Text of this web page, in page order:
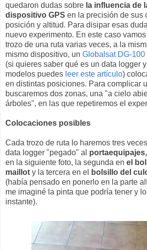
quedaron dudas sobre la influencia de
dispositivo GPS en la precisión de sus
posición y altitud. Para disipar esas
nuevo experimento. En este caso
trozo de una ruta varias veces, a la
mismo dispositivo, un Globalsat DG-
(si quieres saber qué es un data logger
modelos puedes leer este artículo)
en distintas posiciones. Para complicar
buscaremos dos zonas, una "a cielo
árboles", en las que repetiremos el
Colocaciones posibles
Cada trozo de ruta lo haremos tres
data logger "pegado" al portaequipajes,
en la siguiente foto, la segunda en el
maillot y la tercera en el bolsillo del
(había pensado en ponerlo en la parte
me imaginé la pinta que podría tener y
instante).